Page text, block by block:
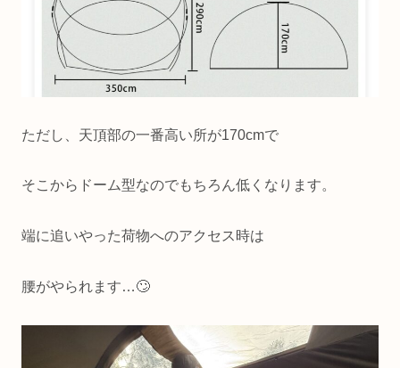
ただし、天頂部の一番高い所が170cmで
そこからドーム型なのでもちろん低くなります。
端に追いやった荷物へのアクセス時は
腰がやられます…🙄